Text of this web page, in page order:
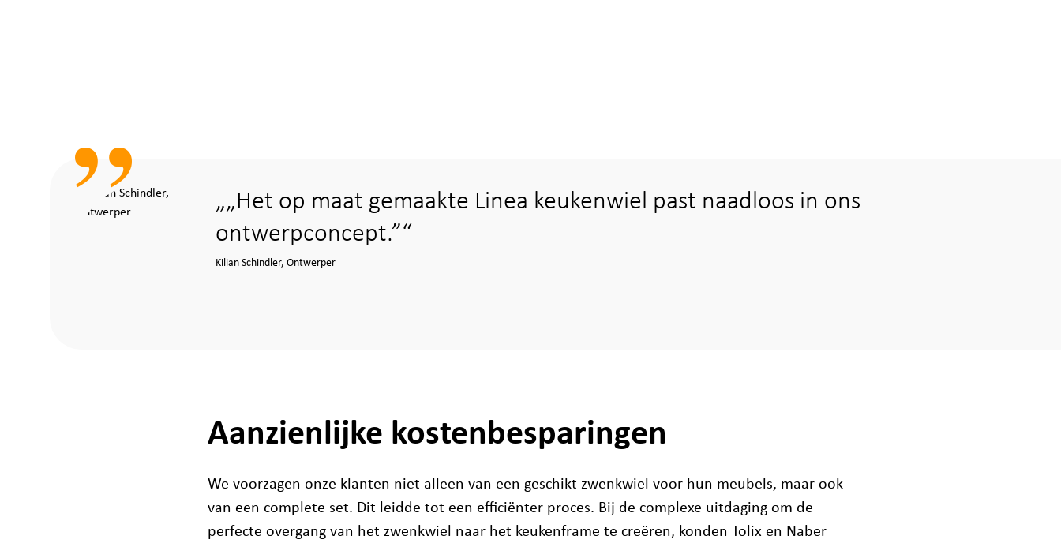
„Het op maat gemaakte Linea keukenwiel past naadloos in ons
ontwerpconcept.”
Kilian Schindler, Ontwerper
Aanzienlijke kostenbesparingen
We voorzagen onze klanten niet alleen van een geschikt zwenkwiel voor hun meubels, maar ook
van een complete set. Dit leidde tot een efficiënter proces. Bij de complexe uitdaging om de
perfecte overgang van het zwenkwiel naar het keukenframe te creëren, konden Tolix en Naber